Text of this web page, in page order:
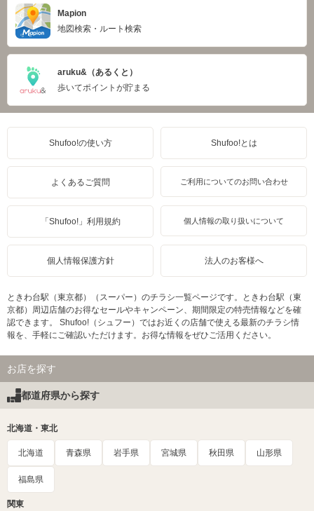
Mapion
地図検索・ルート検索
aruku&（あるくと）
歩いてポイントが貯まる
Shufoo!の使い方 Shufoo!とは
よくあるご質問 ご利用についてのお問い合わせ
「Shufoo!」利用規約 個人情報の取り扱いについて
個人情報保護方針 法人のお客様へ
ときわ台駅（東京都）（スーパー）のチラシ一覧ページです。ときわ台駅（東
京都）周辺店舗のお得なセールやキャンペーン、期間限定の特売情報などを確
認できます。 Shufoo!（シュフー）ではお近くの店舗で使える最新のチラシ情
報を、手軽にご確認いただけます。お得な情報をぜひご活用ください。
お店を探す
都道府県から探す
北海道・東北
北海道 青森県 岩手県 宮城県 秋田県 山形県
福島県
関東